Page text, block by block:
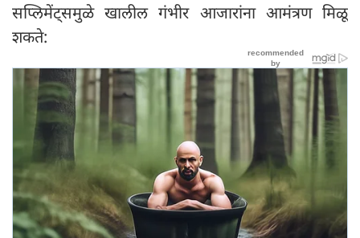
सप्लिमेंट्समुळे खालील गंभीर आजारांना आमंत्रण मिळू
शकते: